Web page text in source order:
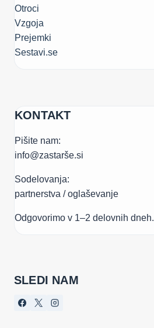
Otroci
Vzgoja
Prejemki
Sestavi.se
KONTAKT
Pišite nam:
info@zastarše.si
Sodelovanja:
partnerstva / oglaševanje
Odgovorimo v 1–2 delovnih dneh.
SLEDI NAM